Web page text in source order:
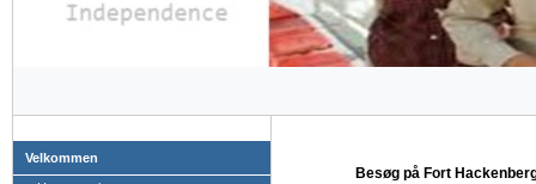
Velkommen
Besøg på Fort